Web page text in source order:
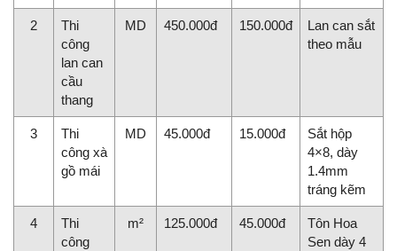
2
Thi
công
lan can
cầu
thang
MD 450.000đ 150.000đ
Lan can sắt
theo mẫu
3
Thi
công xà
gồ mái
MD 45.000đ 15.000đ
Sắt hộp
4×8, dày
1.4mm
tráng kẽm
4
Thi
công
m² 125.000đ 45.000đ
Tôn Hoa
Sen dày 4